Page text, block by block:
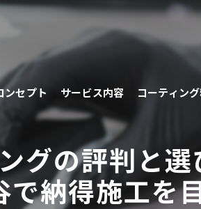
ンセプト サービス内容 コーティン
グの評判と
で納得施工を